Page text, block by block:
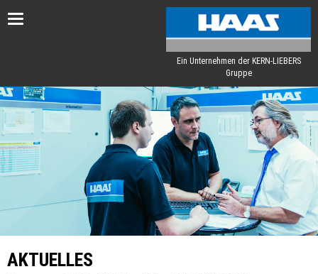
Toggle
Ein Unternehmen der KERN-LIEBERS
Gruppe
AKTUELLES